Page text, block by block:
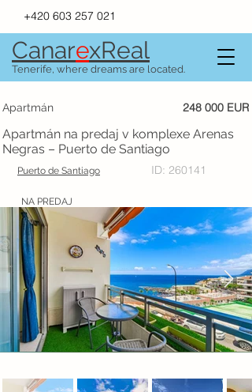
+420 603 257 021
CanarexReal
Tenerife, where dreams are located.
Apartmán 248 000 EUR
Apartmán na predaj v komplexe Arenas
Negras – Puerto de Santiago
Puerto de Santiago ID: 260141
NA PREDAJ